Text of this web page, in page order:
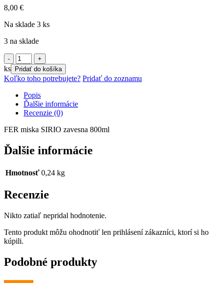
8,00 €
Na sklade 3 ks
3 na sklade
množstvo
FER
miska
SIRIO
zavesna
800ml
ks Pridať do košíka
Koľko toho potrebujete? Pridať do zoznamu
Popis
Ďalšie informácie
Recenzie (0)
FER miska SIRIO zavesna 800ml
Ďalšie informácie
Hmotnosť 0,24 kg
Recenzie
Nikto zatiaľ nepridal hodnotenie.
Tento produkt môžu ohodnotiť len prihlásení zákazníci, ktorí si ho
kúpili.
Podobné produkty